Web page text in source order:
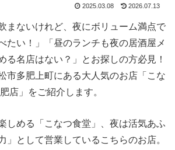
2025.03.08 2026.07.13
まないけれど、夜にボリューム満点で
たい！」「昼のランチも夜の居酒屋メ
る名店はない？」とお探しの方必見！
市多肥上町にある大人気のお店「こな
店」をご紹介します。
しめる「こなつ食堂」、夜は活気あふ
」として営業しているこちらのお店。